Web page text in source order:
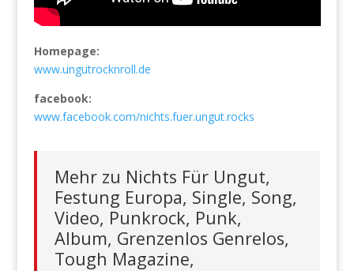
Homepage:
www.ungutrocknroll.de
facebook:
www.facebook.com/nichts.fuer.ungut.rocks
Mehr zu Nichts Für Ungut,
Festung Europa, Single, Song,
Video, Punkrock, Punk,
Album, Grenzenlos Genrelos,
Tough Magazine,